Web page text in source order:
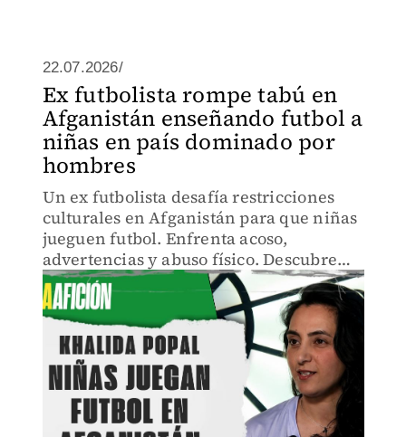
22.07.2026/
Ex futbolista rompe tabú en
Afganistán enseñando futbol a
niñas en país dominado por
hombres
Un ex futbolista desafía restricciones
culturales en Afganistán para que niñas
jueguen futbol. Enfrenta acoso,
advertencias y abuso físico. Descubre
cómo el deporte se convirtió en
movimiento de derechos humanos en
un país devastado por la guerra.